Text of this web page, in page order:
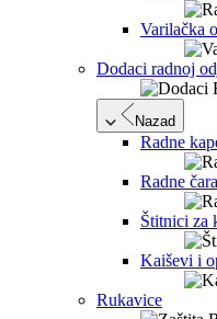
Varilačka
Dodaci radnoj
Nazad
Radne
Radne
Štitnici za
Kaiševi i
Rukavice